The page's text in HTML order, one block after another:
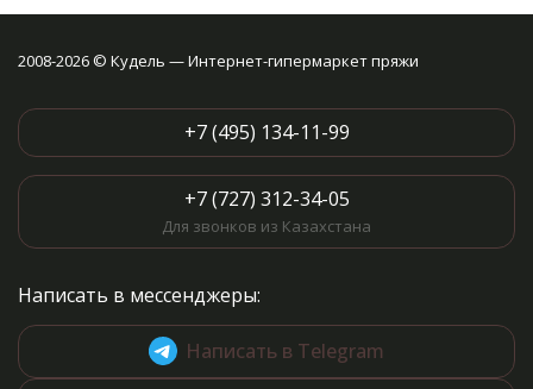
2008-2026 © Кудель — Интернет-гипермаркет пряжи
+7 (495) 134-11-99
+7 (727) 312-34-05
Для звонков из Казахстана
Написать в мессенджеры:
Написать в Telegram